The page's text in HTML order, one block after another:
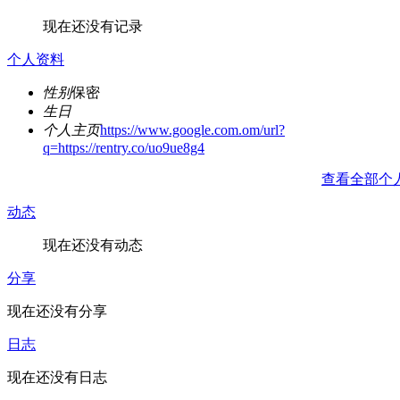
现在还没有记录
个人资料
性别保密
生日
个人主页https://www.google.com.om/url?
q=https://rentry.co/uo9ue8g4
查看全部个
动态
现在还没有动态
分享
现在还没有分享
日志
现在还没有日志